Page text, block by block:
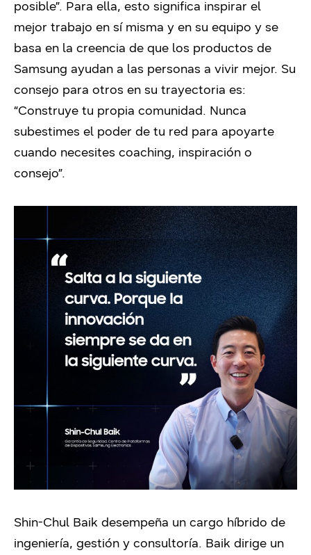
posible”. Para ella, esto significa inspirar el
mejor trabajo en sí misma y en su equipo y se
basa en la creencia de que los productos de
Samsung ayudan a las personas a vivir mejor. Su
consejo para otros en su trayectoria es:
“Construye tu propia comunidad. Nunca
subestimes el poder de tu red para apoyarte
cuando necesites coaching, inspiración o
consejo”.
Shin-Chul Baik desempeña un cargo híbrido de
ingeniería, gestión y consultoría. Baik dirige un